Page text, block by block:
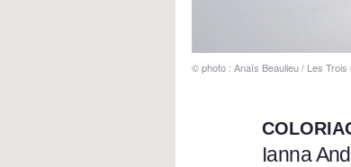
© photo : Anaïs Beaulieu / Les Trois
Ianna